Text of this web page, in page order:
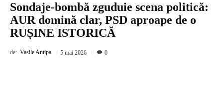
Sondaje-bombă zguduie scena politică:
AUR domină clar, PSD aproape de o
RUȘINE ISTORICĂ
de: Vasile Antipa 5 mai 2026 0